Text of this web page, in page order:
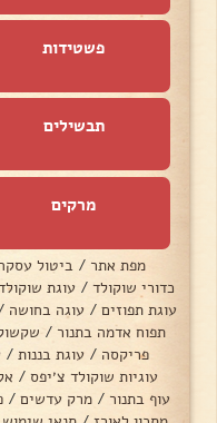
פשטידות
תבשילים
מרקים
מפת אתר / ביטול
כדורי שוקולד / עוגת
עוגת תפוזים / עוגה בחושה
תפוח אדמה בתנור /
פריקסה / עוגת בננות /
עוגיות שוקולד צ׳יפס /
עוף בתנור / מרק עדשים /